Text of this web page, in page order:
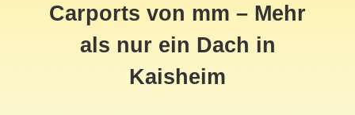
Carports von mm – Mehr
als nur ein Dach in
Kaisheim